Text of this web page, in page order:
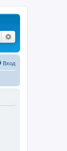
Поиск
Вход